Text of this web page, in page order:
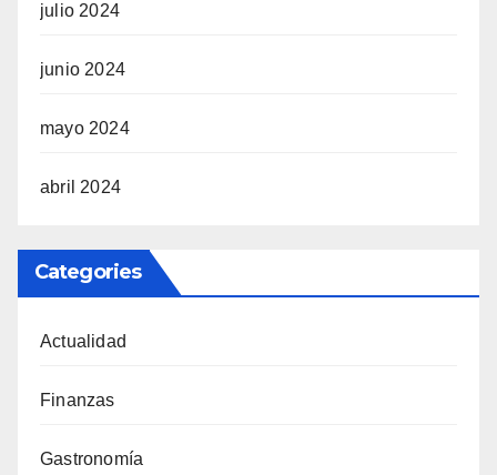
julio 2024
junio 2024
mayo 2024
abril 2024
Categories
Actualidad
Finanzas
Gastronomía